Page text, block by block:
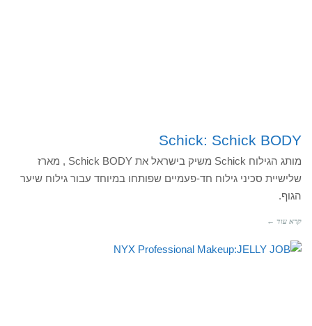
Schick: Schick BODY
מותג הגילוח Schick משיק בישראל את Schick BODY , מארז
שלישיית סכיני גילוח חד-פעמיים שפותחו במיוחד עבור גילוח שיער
הגוף.
קרא עוד ←